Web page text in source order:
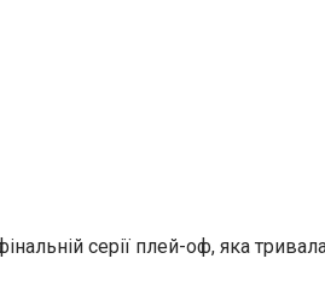
серії плей-оф, яка тривала